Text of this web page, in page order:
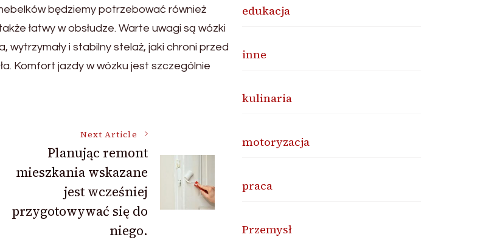
będziemy potrzebować również
łatwy w obsłudze. Warte uwagi są wózki
wytrzymały i stabilny stelaż, jaki chroni przed
Komfort jazdy w wózku jest szczególnie
Next Article
Planując remont
mieszkania wskazane
jest wcześniej
przygotowywać się do
niego.
edukacja
inne
kulinaria
motoryzacja
praca
Przemysł